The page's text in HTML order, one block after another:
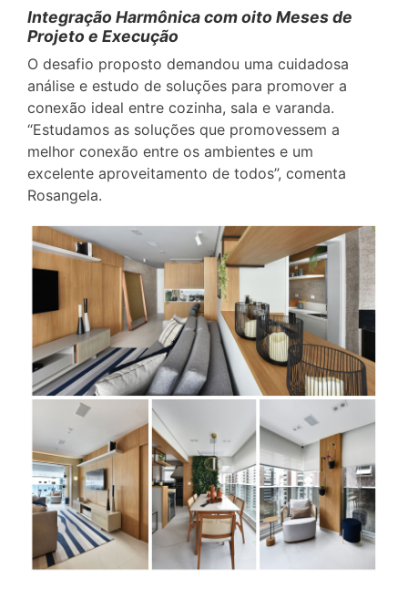
Integração Harmônica com oito Meses de
Projeto e Execução
O desafio proposto demandou uma cuidadosa
análise e estudo de soluções para promover a
conexão ideal entre cozinha, sala e varanda.
“Estudamos as soluções que promovessem a
melhor conexão entre os ambientes e um
excelente aproveitamento de todos”, comenta
Rosangela.